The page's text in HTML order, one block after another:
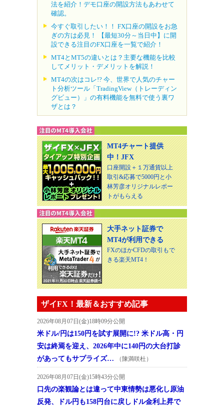
法を紹介！デモ口座の開設方法もあわせて
確認。
今すぐ取引したい！！ FX口座の開設をお急
ぎの方は必見！ 【最短30分～当日中】に開
設できる注目のFX口座を一覧で紹介！
MT4とMT5の違いとは？主要な機能を比較
してメリット・デメリットを解説！
MT4の次はコレ!? 今、世界で人気のチャー
ト分析ツール「TradingView（トレーディン
グビュー）」の有料機能を無料で使う裏ワ
ザとは？
MT4チャート提供
中！JFX
口座開設＋１万通貨以上
取引&応募で5000円と小
林芳彦オリジナルレポー
トがもらえる
大手ネット証券で
MT4が利用できる
FXのほかCFDの取引もで
きる楽天MT4！
ザイFX！最新＆おすすめ記事
2026年08月07日(金)18時09分公開
米ドル/円は150円を試す展開に!? 米ドル高・円
安は終焉を迎え、2026年中に140円の大台打診
があってもサプライズ…
（陳満咲杜）
2026年08月07日(金)15時43分公開
口先の楽観論とは違って中東情勢は悪化し原油
反発、ドル円も158円台に戻しドル金利上昇で